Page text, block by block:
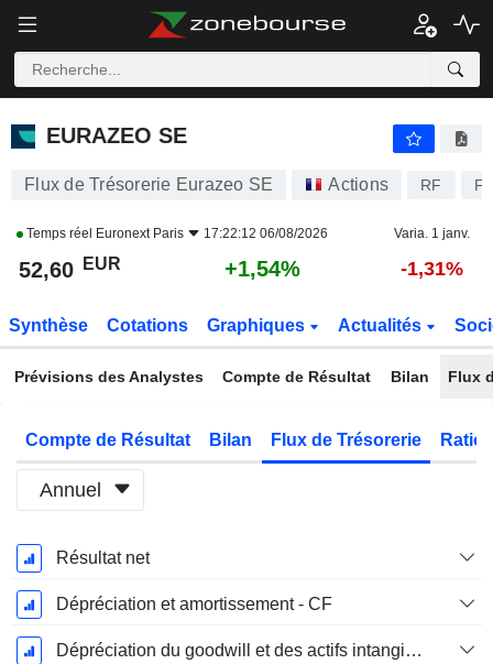
EURAZEO SE
EURAZEO SE
Flux de Trésorerie Eurazeo SE Actions RF
Temps réel Euronext Paris 17:22:12 06/08/2026 Varia. 1 janv.
52,60 EUR +1,54% -1,31%
Synthèse Cotations Graphiques Actualités
Prévisions des Analystes Compte de Résultat Bilan Flux
Compte de Résultat Bilan Flux de Trésorerie
Annuel
Période
Fiscale:
Décembre
Résultat net
Dépréciation et amortissement - CF
Dépréciation du goodwill et des actifs intangibles